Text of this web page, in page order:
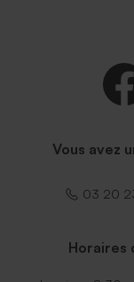
Vous avez
03 20
Horaires